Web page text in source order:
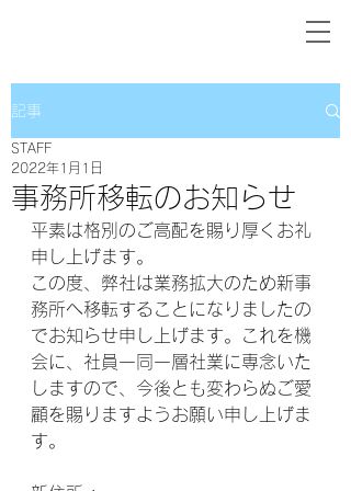
記事
事務所移転のお知らせ
STAFF
2022年1月1日
平素は格別のご高配を賜り厚くお礼
申し上げます。
この度、弊社は業務拡大のため新事
務所へ移転することになりましたの
でお知らせ申し上げます。これを機
会に、社員一同一層社業に専念いた
しますので、今後とも変わらぬご愛
顧を賜りますようお願い申し上げま
す。